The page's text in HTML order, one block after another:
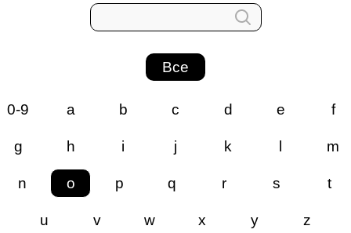
Все
0-9 a b c d e f
g h i j k m
n o p q r s t
u v w x y z